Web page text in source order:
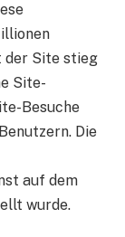
der Site stieg
Site-
Besuche
Die
auf dem
wurde.